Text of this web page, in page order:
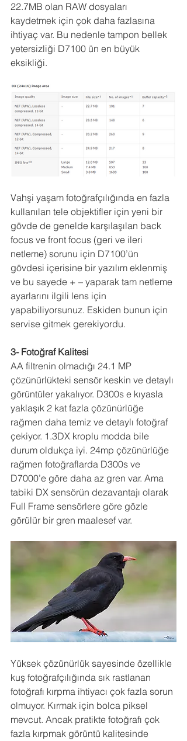
22.7MB olan RAW dosyaları
kaydetmek için çok daha fazlasına
ihtiyaç var. Bu nedenle tampon bellek
yetersizliği D7100 ün en büyük
eksikliği.
Vahşi yaşam fotoğrafçılığında en fazla
kullanılan tele objektifler için yeni bir
gövde de genelde karşılaşılan back
focus ve front focus (geri ve ileri
netleme) sorunu için D7100’ün
gövdesi içerisine bir yazılım eklenmiş
ve bu sayede + – yaparak tam netleme
ayarlarını ilgili lens için
yapabiliyorsunuz. Eskiden bunun için
servise gitmek gerekiyordu.
3- Fotoğraf Kalitesi
AA filtrenin olmadığı 24.1 MP
çözünürlükteki sensör keskin ve detaylı
görüntüler yakalıyor. D300s e kıyasla
yaklaşık 2 kat fazla çözünürlüğe
rağmen daha temiz ve detaylı fotoğraf
çekiyor. 1.3DX kroplu modda bile
durum oldukça iyi. 24mp çözünürlüğe
rağmen fotoğraflarda D300s ve
D7000’e göre daha az gren var. Ama
tabiki DX sensörün dezavantajı olarak
Full Frame sensörlere göre gözle
görülür bir gren maalesef var.
Yüksek çözünürlük sayesinde özellikle
kuş fotoğrafçılığında sık rastlanan
fotoğrafı kırpma ihtiyacı çok fazla sorun
olmuyor. Kırmak için bolca piksel
mevcut. Ancak pratikte fotoğrafı çok
fazla kırpmak görüntü kalitesinde